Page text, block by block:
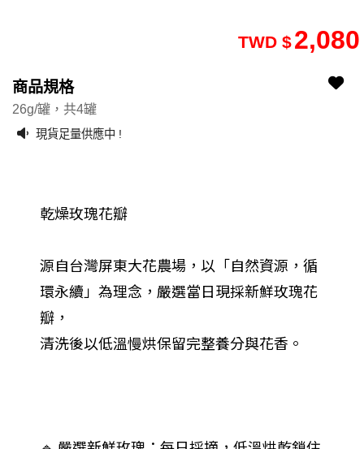
2,080
TWD $
商品規格
26g/罐，共4罐
現貨足量供應中 !
乾燥玫瑰花瓣
源自台灣屏東大花農場，以「自然資源，循
環永續」為理念，嚴選當日現採新鮮玫瑰花
瓣，
清洗後以低溫慢烘保留完整養分與花香。